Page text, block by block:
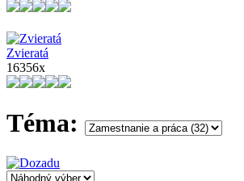
Zvieratá
16356x
Téma: